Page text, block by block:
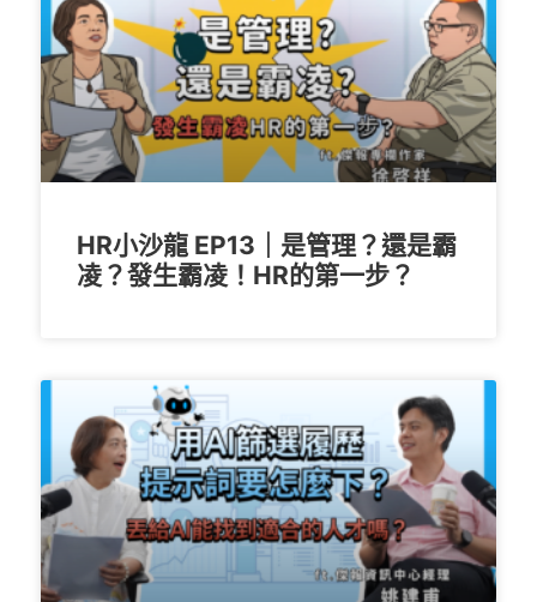
HR小沙龍 EP13｜是管理？還是霸
凌？發生霸凌！HR的第一步？